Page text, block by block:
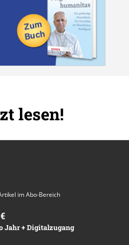
lesen!
im Abo-Bereich
Jahr + Digitalzugang